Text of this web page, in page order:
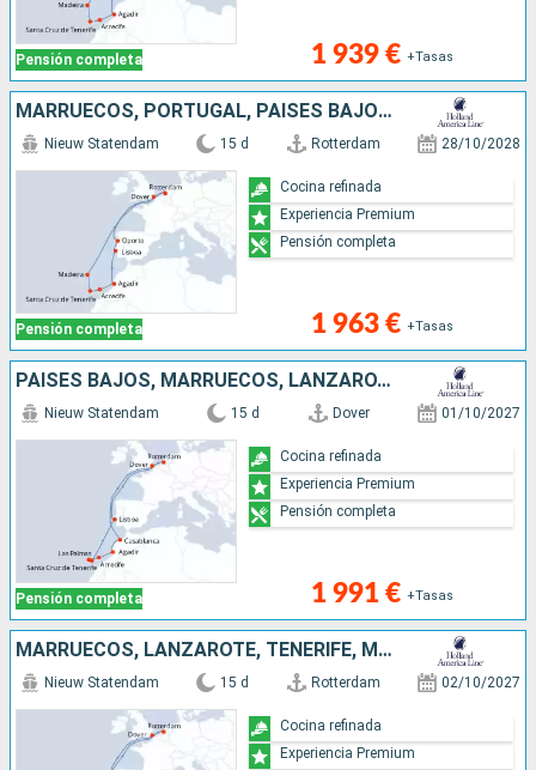
Pensión completa 1 939 € +Tasas
MARRUECOS, PORTUGAL, PAISES BAJOS, REINO UNIDO, TENERIFE, LANZAROTE
Pensión completa
Nieuw Statendam 15 d Rotterdam 28/10/2028
1 963 € +Tasas
Cocina refinada
Experiencia Premium
Pensión completa
PAISES BAJOS, MARRUECOS, LANZAROTE, TENERIFE, MALLORCA, PORTUGAL, REINO UNIDO
Pensión completa
Nieuw Statendam 15 d Dover 01/10/2027
1 991 € +Tasas
Cocina refinada
Experiencia Premium
Pensión completa
MARRUECOS, LANZAROTE, TENERIFE, MALLORCA, PORTUGAL, REINO UNIDO, PAISES BAJOS
Nieuw Statendam 15 d Rotterdam 02/10/2027
Cocina refinada
Experiencia Premium